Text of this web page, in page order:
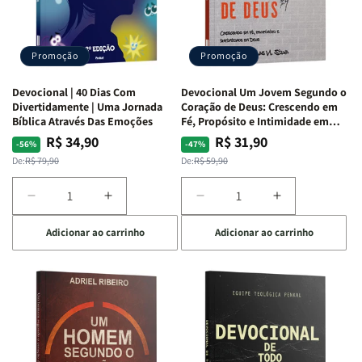
Teológica
Penkal
Teológica
Penkal
Promoção
Devocional | 40 Dias Com
Divertidamente | Uma Jornada
Bíblica Através Das Emoções
-56%
Preço
normal
De:R$ 79,90
Preço
promocional
R$ 34,90
Diminuir
a
quantidade
de
Devocional
40
Dias
Com
Divertidamente
Aumentar
a
quantidade
de
Devocional
|
40
Dias
Com
Divertidamente
Adicionar ao carrinho
Promoção
Devocional Um Jovem Segundo o
Coração de Deus: Crescendo em
Fé, Propósito e Intimidade em
Deus
-47%
Preço
normal
De:R$ 59,90
Preço
promocional
R$ 31,90
Diminuir
a
quantidade
de
Devocional
Segundo
o
Coração
Aumentar
a
quantidade
de
Devocional
Segundo
o
Coração
Adicionar ao carrinho